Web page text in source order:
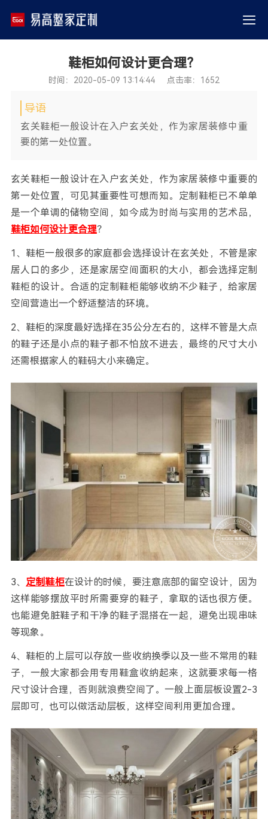
鞋柜如何设计更合理？
时间：2020-05-09 13:14:44 点击率：1652
导语
玄关鞋柜一般设计在入户玄关处，作为家居装修中重
要的第一处位置。
玄关鞋柜一般设计在入户玄关处，作为家居装修中重要的
第一处位置，可见其重要性可想而知。定制鞋柜已不单单
是一个单调的储物空间，如今成为时尚与实用的艺术品，
鞋柜如何设计更合理？
1、鞋柜一般很多的家庭都会选择设计在玄关处，不管是家
居人口的多少，还是家居空间面积的大小，都会选择定制
鞋柜的设计。合适的定制鞋柜能够收纳不少鞋子，给家居
空间营造出一个舒适整洁的环境。
2、鞋柜的深度最好选择在35公分左右的，这样不管是大点
的鞋子还是小点的鞋子都不怕放不进去，最终的尺寸大小
还需根据家人的鞋码大小来确定。
3、 定制鞋柜在设计的时候，要注意底部的留空设计，因为
这样能够摆放平时所需要穿的鞋子，拿取的话也很方便。
也能避免脏鞋子和干净的鞋子混搭在一起，避免出现串味
等现象。
4、鞋柜的上层可以存放一些收纳换季以及一些不常用的鞋
子，一般大家都会用专用鞋盒收纳起来，这就要求每一格
尺寸设计合理，否则就浪费空间了。一般上面层板设置2-3
层即可，也可以做活动层板，这样空间利用更加合理。